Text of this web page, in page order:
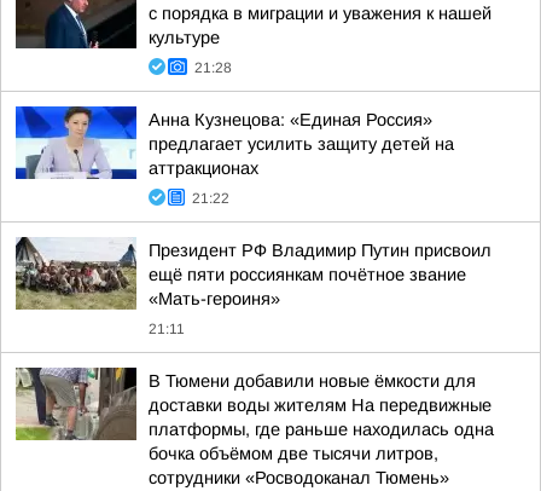
с порядка в миграции и уважения к нашей
культуре
21:28
Анна Кузнецова: «Единая Россия»
предлагает усилить защиту детей на
аттракционах
21:22
Президент РФ Владимир Путин присвоил
ещё пяти россиянкам почётное звание
«Мать-героиня»
21:11
В Тюмени добавили новые ёмкости для
доставки воды жителям На передвижные
платформы, где раньше находилась одна
бочка объёмом две тысячи литров,
сотрудники «Росводоканал Тюмень»